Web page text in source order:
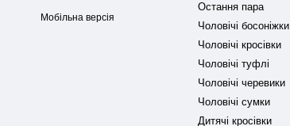
Мобільна версія
Остання пара
Чоловічі босоніжки
Чоловічі кросівки
Чоловічі туфлі
Чоловічі черевики
Чоловічі сумки
Дитячі кросівки